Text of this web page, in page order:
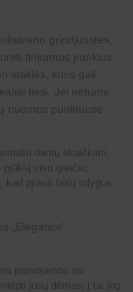
grindjuostes
tinkamus įrankius.
staklės, kuris gali
tiesi. Jei neturite
nuomos punktuose.
dantų skaičiumi,
visu greičiu,
kad pjūvis būtų tolygus.
painiojamos su
jūsų dėmesį į tai jog